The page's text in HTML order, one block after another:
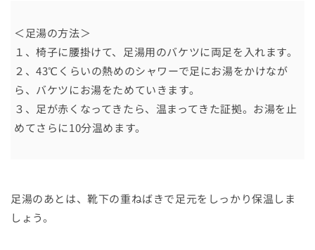
＜足湯の方法＞
１、椅子に腰掛けて、足湯用のバケツに両足を入れます。
２、43℃くらいの熱めのシャワーで足にお湯をかけなが
ら、バケツにお湯をためていきます。
３、足が赤くなってきたら、温まってきた証拠。お湯を止
めてさらに10分温めます。
足湯のあとは、靴下の重ねばきで足元をしっかり保温しま
しょう。